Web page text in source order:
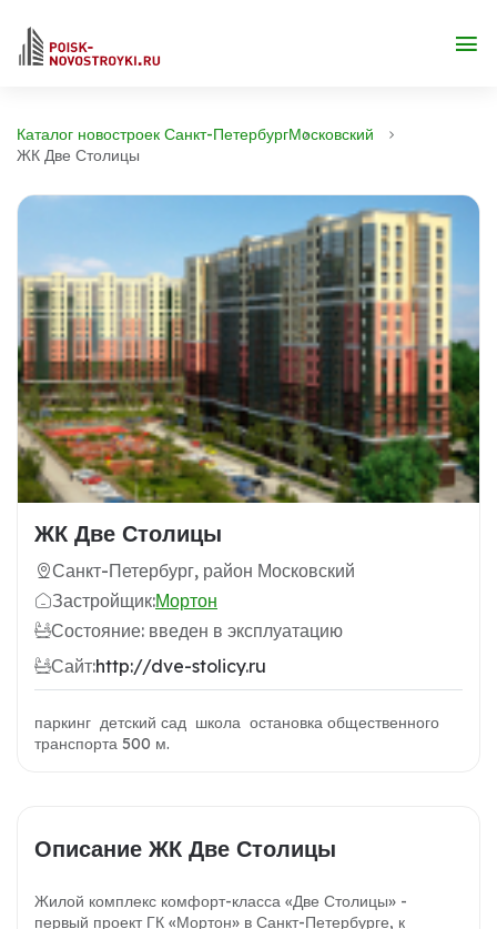
Каталог новостроек Санкт-ПетербургМосковский
ЖК Две Столицы
ЖК Две Столицы
Санкт-Петербург, район Московский
Застройщик:Мортон
Состояние: введен в эксплуатацию
Сайт:http://dve-stolicy.ru
паркинг детский сад школа остановка общественного
транспорта 500 м.
Описание ЖК Две Столицы
Жилой комплекс комфорт-класса «Две Столицы» -
первый проект ГК «Мортон» в Санкт-Петербурге, к